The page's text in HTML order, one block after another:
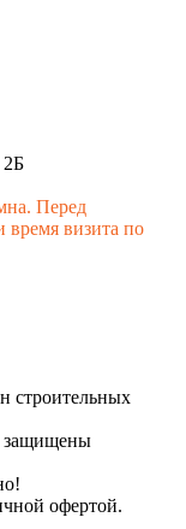
2Б
Перед
время визита по
строительных
защищены
офертой.